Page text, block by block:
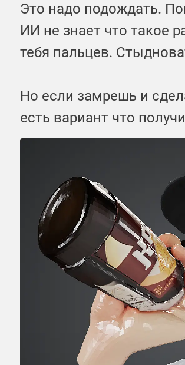
Это надо подождать.
ИИ не знает что такое
тебя пальцев.
Но если замрешь и
есть вариант что